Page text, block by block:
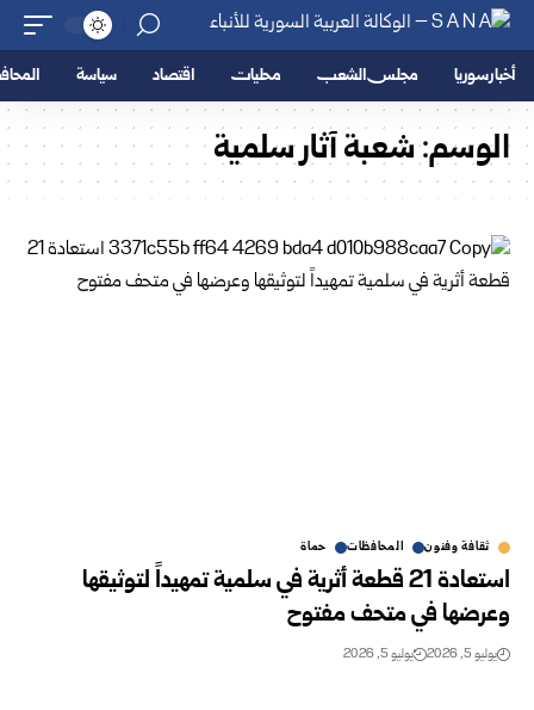
أخبار سوريا مجلس الشعب محليات اقتصاد سياسة
الوسم:شعبة آثار سلمية
ثقافة وفنون المحافظات حماة
استعادة 21 قطعة أثرية في سلمية تمهيداً لتوثيقها
وعرضها في متحف مفتوح
يوليو 5, 2026 يوليو 5, 2026